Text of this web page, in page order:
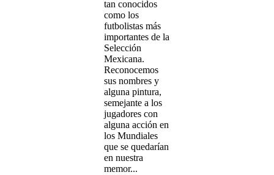
tan conocidos
como los
futbolistas más
importantes de la
Selección
Mexicana.
Reconocemos
sus nombres y
alguna pintura,
semejante a los
jugadores con
alguna acción en
los Mundiales
que se quedarían
en nuestra
memor...